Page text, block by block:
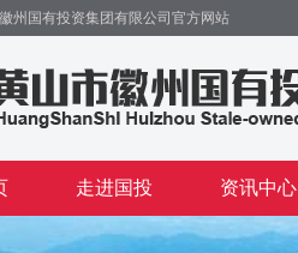
州国有投资集团有限公司官方网站
走进国投 资讯中心